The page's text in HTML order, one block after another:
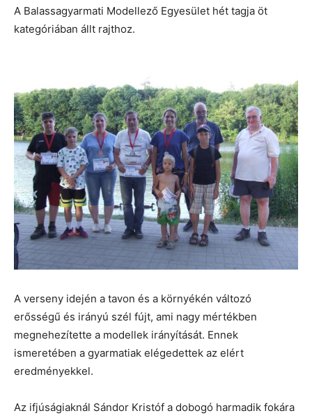
A Balassagyarmati Modellező Egyesület hét tagja öt
kategóriában állt rajthoz.
A verseny idején a tavon és a környékén változó
erősségű és irányú szél fújt, ami nagy mértékben
megnehezítette a modellek irányítását. Ennek
ismeretében a gyarmatiak elégedettek az elért
eredményekkel.
Az ifjúságiaknál Sándor Kristóf a dobogó harmadik fokára